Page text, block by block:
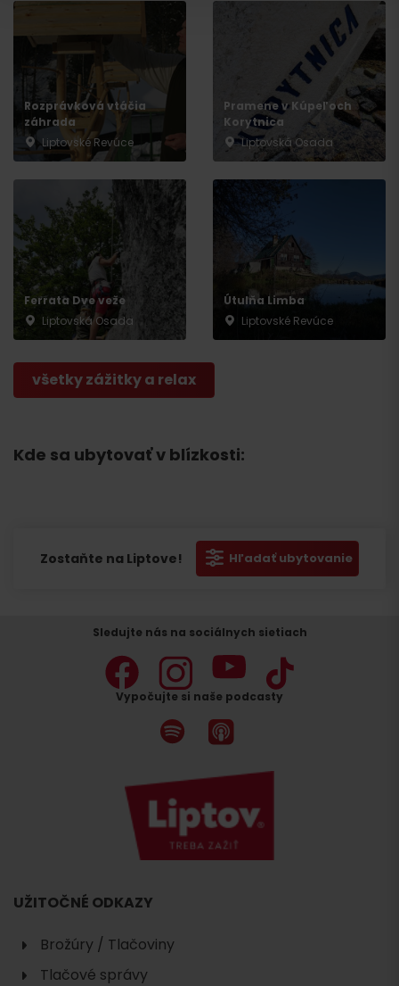
Rozprávková vtáčia
záhrada
Liptovské Revúce
Pramene v Kúpeľoch
Korytnica
Liptovská Osada
Ferrata Dve veže
Liptovská Osada
Útulňa Limba
Liptovské Revúce
všetky zážitky a relax
Kde sa ubytovať v blízkosti:
Zostaňte na Liptove! Hľadať ubytovanie
Odchod
Sledujte nás na sociálnych sietiach
Vypočujte si naše podcasty
UŽITOČNÉ ODKAZY
Brožúry / Tlačoviny
Tlačové správy